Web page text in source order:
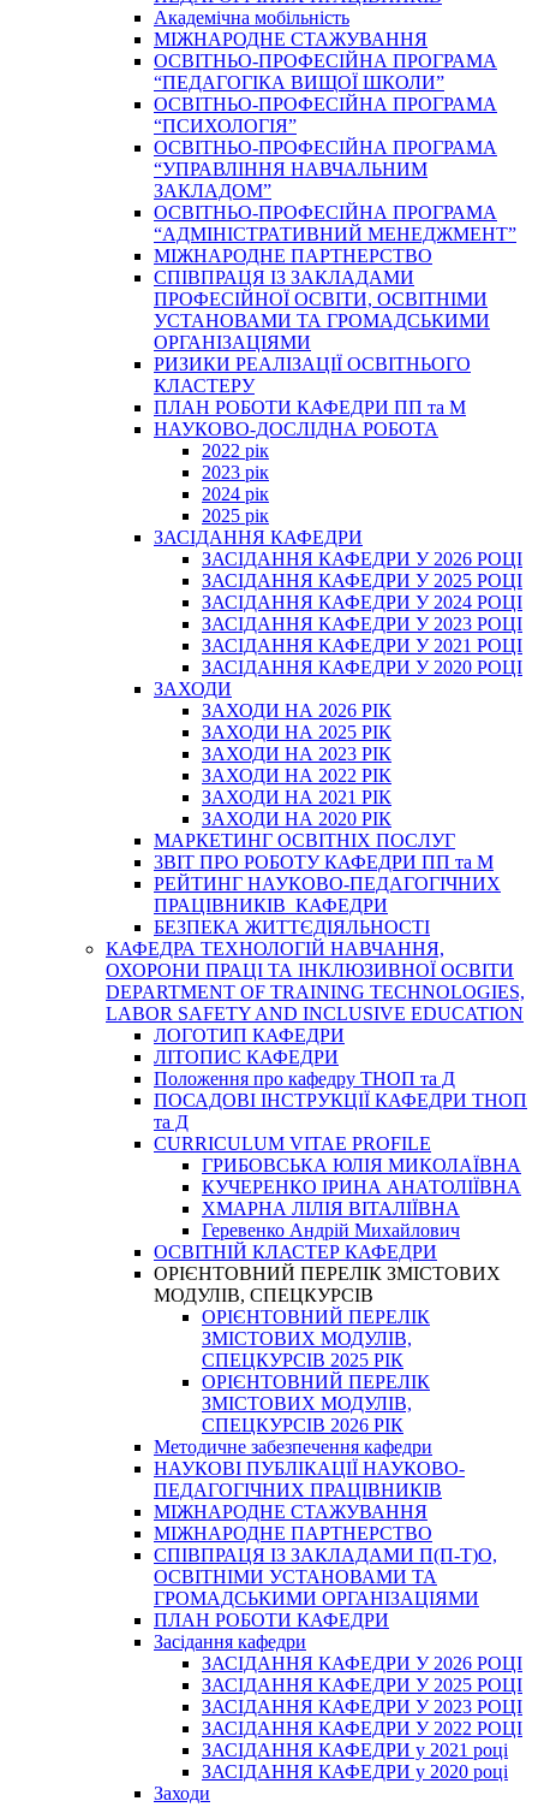
Академічна мобільність
МІЖНАРОДНЕ СТАЖУВАННЯ
ОСВІТНЬО-ПРОФЕСІЙНА ПРОГРАМА
“ПЕДАГОГІКА ВИЩОЇ ШКОЛИ”
ОСВІТНЬО-ПРОФЕСІЙНА ПРОГРАМА
“ПСИХОЛОГІЯ”
ОСВІТНЬО-ПРОФЕСІЙНА ПРОГРАМА
“УПРАВЛІННЯ НАВЧАЛЬНИМ
ЗАКЛАДОМ”
ОСВІТНЬО-ПРОФЕСІЙНА ПРОГРАМА
“АДМІНІСТРАТИВНИЙ МЕНЕДЖМЕНТ”
МІЖНАРОДНЕ ПАРТНЕРСТВО
СПІВПРАЦЯ ІЗ ЗАКЛАДАМИ
ПРОФЕСІЙНОЇ ОСВІТИ, ОСВІТНІМИ
УСТАНОВАМИ ТА ГРОМАДСЬКИМИ
ОРГАНІЗАЦІЯМИ
РИЗИКИ РЕАЛІЗАЦІЇ ОСВІТНЬОГО
КЛАСТЕРУ
ПЛАН РОБОТИ КАФЕДРИ ПП та М
НАУКОВО-ДОСЛІДНА РОБОТА
2022 рік
2023 рік
2024 рік
2025 рік
ЗАСІДАННЯ КАФЕДРИ
ЗАСІДАННЯ КАФЕДРИ У 2026 РОЦІ
ЗАСІДАННЯ КАФЕДРИ У 2025 РОЦІ
ЗАСІДАННЯ КАФЕДРИ У 2024 РОЦІ
ЗАСІДАННЯ КАФЕДРИ У 2023 РОЦІ
ЗАСІДАННЯ КАФЕДРИ У 2021 РОЦІ
ЗАСІДАННЯ КАФЕДРИ У 2020 РОЦІ
ЗАХОДИ
ЗАХОДИ НА 2026 РІК
ЗАХОДИ НА 2025 РІК
ЗАХОДИ НА 2023 РІК
ЗАХОДИ НА 2022 РІК
ЗАХОДИ НА 2021 РІК
ЗАХОДИ НА 2020 РІК
МАРКЕТИНГ ОСВІТНІХ ПОСЛУГ
3BIT ПРО РОБОТУ КАФЕДРИ ПП та М
РЕЙТИНГ НАУКОВО-ПЕДАГОГІЧНИХ
ПРАЦІВНИКІВ КАФЕДРИ
БЕЗПЕКА ЖИТТЄДІЯЛЬНОСТІ
КАФЕДРА ТЕХНОЛОГІЙ НАВЧАННЯ,
ОХОРОНИ ПРАЦІ ТА ІНКЛЮЗИВНОЇ ОСВІТИ
DEPARTMENT OF TRAINING TECHNOLOGIES,
LABOR SAFETY AND INCLUSIVE EDUCATION
ЛОГОТИП КАФЕДРИ
ЛІТОПИС КАФЕДРИ
Положення про кафедру ТНОП та Д
ПОСАДОВІ ІНСТРУКЦІЇ КАФЕДРИ ТНОП
та Д
CURRICULUM VITAE PROFILE
ГРИБОВСЬКА ЮЛІЯ МИКОЛАЇВНА
КУЧЕРЕНКО ІРИНА АНАТОЛІЇВНА
ХМАРНА ЛІЛІЯ ВІТАЛІЇВНА
Геревенко Андрій Михайлович
ОСВІТНІЙ КЛАСТЕР КАФЕДРИ
ОРІЄНТОВНИЙ ПЕРЕЛІК ЗМІСТОВИХ
МОДУЛІВ, СПЕЦКУРСІВ
ОРІЄНТОВНИЙ ПЕРЕЛІК
ЗМІСТОВИХ МОДУЛІВ,
СПЕЦКУРСІВ 2025 РІК
ОРІЄНТОВНИЙ ПЕРЕЛІК
ЗМІСТОВИХ МОДУЛІВ,
СПЕЦКУРСІВ 2026 РІК
Методичне забезпечення кафедри
НАУКОВІ ПУБЛІКАЦІЇ НАУКОВО-
ПЕДАГОГІЧНИХ ПРАЦІВНИКІВ
МІЖНАРОДНЕ СТАЖУВАННЯ
МІЖНАРОДНЕ ПАРТНЕРСТВО
СПІВПРАЦЯ ІЗ ЗАКЛАДАМИ П(П-Т)О,
ОСВІТНІМИ УСТАНОВАМИ ТА
ГРОМАДСЬКИМИ ОРГАНІЗАЦІЯМИ
ПЛАН РОБОТИ КАФЕДРИ
Засідання кафедри
ЗАСІДАННЯ КАФЕДРИ У 2026 РОЦІ
ЗАСІДАННЯ КАФЕДРИ У 2025 РОЦІ
ЗАСІДАННЯ КАФЕДРИ У 2023 РОЦІ
ЗАСІДАННЯ КАФЕДРИ У 2022 РОЦІ
ЗАСІДАННЯ КАФЕДРИ у 2021 році
ЗАСІДАННЯ КАФЕДРИ у 2020 році
Заходи